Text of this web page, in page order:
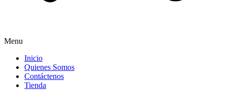
Menu
Inicio
Quienes Somos
Contáctenos
Tienda